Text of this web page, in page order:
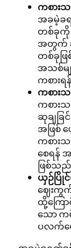
ကစားသ
အခမဲ့ခ
တစ်ခုကို
အတွက်
တစ်ခုဖြ
အသစ်မျ
ကစား
ကစားသ
ကစားသ
ဆုချခြ
အဖြစ်
ကစားသ
စေရန်
ဖြစ်သည်
ယှဉ်ပြို
ဈေးကွ
ထို့ကြော
သော က
ပလက်ဖေ